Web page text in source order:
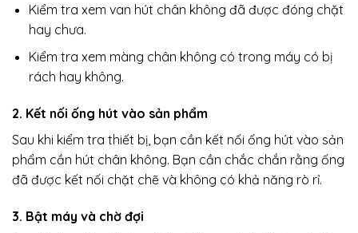
Kiểm tra xem van hút chân không đã được đóng chặt
hay chưa.
Kiểm tra xem màng chân không có trong máy có bị
rách hay không.
2. Kết nối ống hút vào sản phẩm
Sau khi kiểm tra thiết bị, bạn cần kết nối ống hút vào sản
phẩm cần hút chân không. Bạn cần chắc chắn rằng ống
đã được kết nối chặt chẽ và không có khả năng rò rỉ.
3. Bật máy và chờ đợi